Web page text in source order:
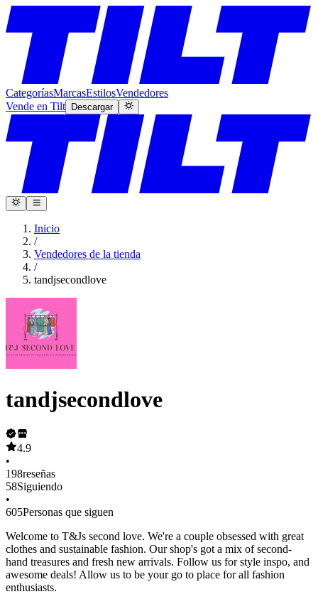
CategoríasMarcasEstilosVendedores
Vende en Tilt
Descargar
Inicio
/
Vendedores de la tienda
/
tandjsecondlove
tandjsecondlove
4.9
•
198reseñas
58Siguiendo
•
605Personas que siguen
Welcome to T&Js second love. We're a couple obsessed with great
clothes and sustainable fashion. Our shop's got a mix of second-
hand treasures and fresh new arrivals. Follow us for style inspo, and
awesome deals! Allow us to be your go to place for all fashion
enthusiasts.